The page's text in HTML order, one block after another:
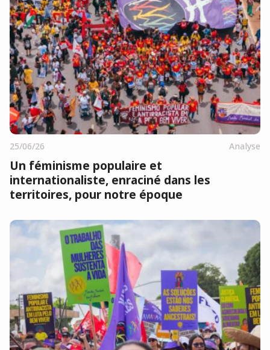
25/06/26 Analyse
Un féminisme populaire et
internationaliste, enraciné dans les
territoires, pour notre époque